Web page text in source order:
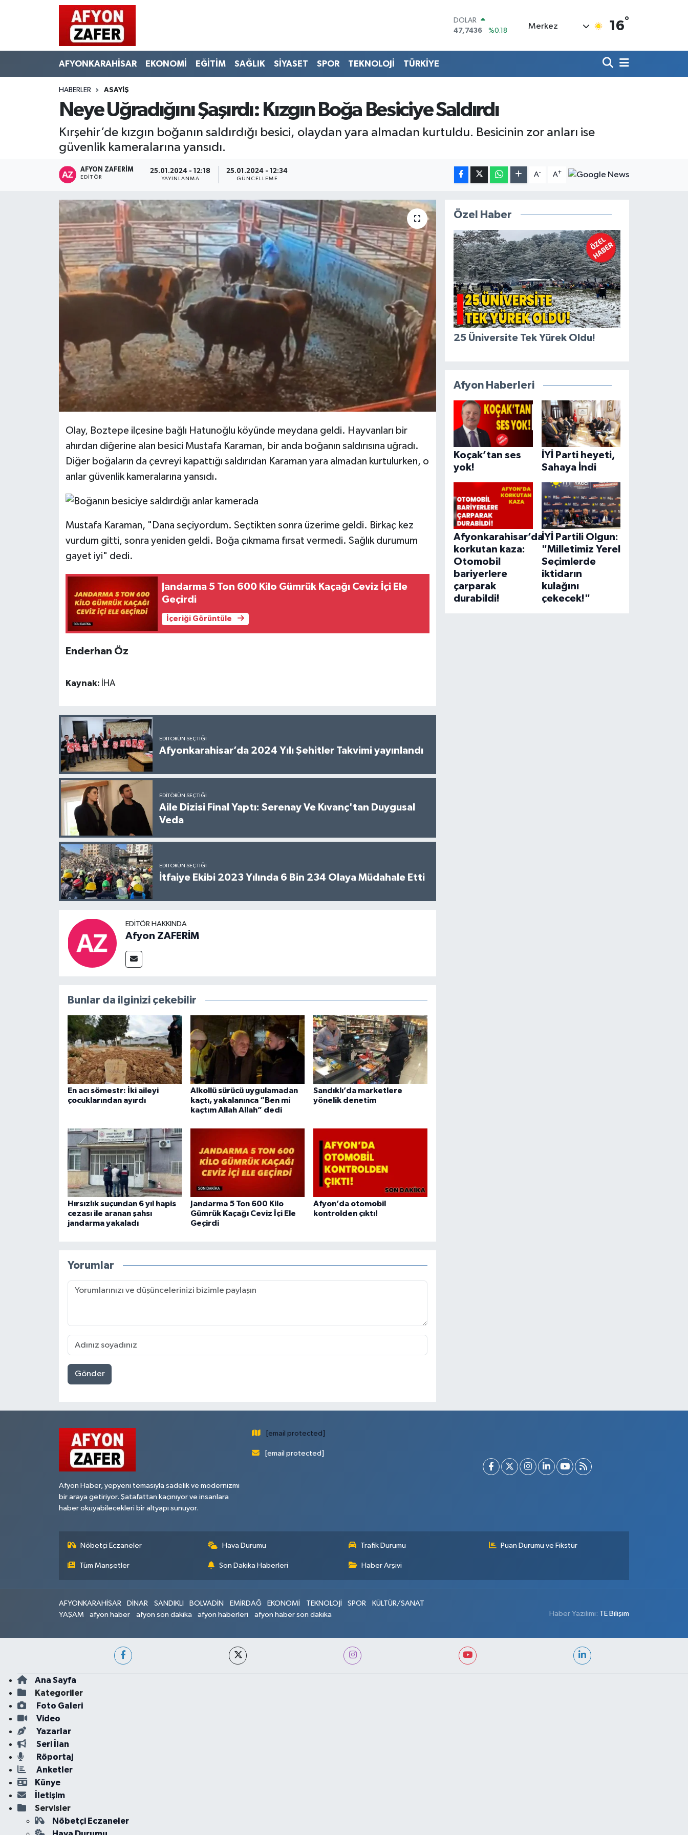
DOLAR
47,7436
%0.18
55,2510
%0.32
BİST100
13.779
%-14
64.959,79
%1.11
Merkez 16°
AFYONKARAHİSAR EKONOMİ EĞİTİM SAĞLIK SİYASET SPOR TEKNOLOJİ TÜRKİYE
HABERLER ASAYİŞ
Neye Uğradığını Şaşırdı: Kızgın Boğa Besiciye Saldırdı
Kırşehir’de kızgın boğanın saldırdığı besici, olaydan yara almadan kurtuldu. Besicinin zor anları ise
güvenlik kameralarına yansıdı.
AFYON ZAFERİM
EDITÖR
25.01.2024 - 12:18
YAYINLANMA
25.01.2024 - 12:34
GÜNCELLEME
A- A+
Olay, Boztepe ilçesine bağlı Hatunoğlu köyünde meydana geldi. Hayvanları bir
ahırdan diğerine alan besici Mustafa Karaman, bir anda boğanın saldırısına uğradı.
Diğer boğaların da çevreyi kapattığı saldırıdan Karaman yara almadan kurtulurken, o
anlar güvenlik kameralarına yansıdı.
Mustafa Karaman, "Dana seçiyordum. Seçtikten sonra üzerime geldi. Birkaç kez
vurdum gitti, sonra yeniden geldi. Boğa çıkmama fırsat vermedi. Sağlık durumum
gayet iyi" dedi.
Jandarma 5 Ton 600 Kilo Gümrük Kaçağı Ceviz İçi Ele
Geçirdi
İçeriği Görüntüle
Enderhan Öz
Kaynak: İHA
EDITÖRÜN SEÇTIĞI
Afyonkarahisar’da 2024 Yılı Şehitler Takvimi yayınlandı
EDITÖRÜN SEÇTIĞI
Aile Dizisi Final Yaptı: Serenay Ve Kıvanç'tan Duygusal
Veda
EDITÖRÜN SEÇTIĞI
İtfaiye Ekibi 2023 Yılında 6 Bin 234 Olaya Müdahale Etti
EDITÖR HAKKINDA
Afyon ZAFERİM
Bunlar da ilginizi çekebilir
En acı sömestr: İki aileyi
çocuklarından ayırdı
Alkollü sürücü uygulamadan
kaçtı, yakalanınca “Ben mi
kaçtım Allah Allah” dedi
Sandıklı’da marketlere
yönelik denetim
Hırsızlık suçundan 6 yıl hapis
cezası ile aranan şahsı
jandarma yakaladı
Jandarma 5 Ton 600 Kilo
Gümrük Kaçağı Ceviz İçi Ele
Geçirdi
Afyon’da otomobil
kontrolden çıktı!
Yorumlar
Gönder
Özel Haber
25 Üniversite Tek Yürek Oldu!
Afyon Haberleri
Koçak’tan ses
yok!
İYİ Parti heyeti,
Sahaya İndi
Afyonkarahisar’da
korkutan kaza:
Otomobil
bariyerlere
çarparak
durabildi!
İYİ Partili Olgun:
"Milletimiz Yerel
Seçimlerde
iktidarın
kulağını
çekecek!"
Afyon Haber, yepyeni temasıyla sadelik ve modernizmi
bir araya getiriyor. Şatafattan kaçınıyor ve insanlara
haber okuyabilecekleri bir altyapı sunuyor.
[email protected]
[email protected]
Nöbetçi Eczaneler Hava Durumu Trafik Durumu Puan Durumu ve Fikstür
Tüm Manşetler Son Dakika Haberleri Haber Arşivi
AFYONKARAHİSAR DİNAR SANDIKLI BOLVADİN EMİRDAĞ EKONOMİ TEKNOLOJİ SPOR
KÜLTÜR/SANAT
YAŞAM
afyon haber afyon son dakika afyon haberleri afyon haber son dakika Haber Yazılımı: TE Bilişim
Ana Sayfa
Kategoriler
Foto Galeri
Video
Yazarlar
Seri İlan
Röportaj
Anketler
Künye
İletişim
Servisler
Nöbetçi Eczaneler